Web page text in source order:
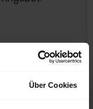
Über Cookies
dass die